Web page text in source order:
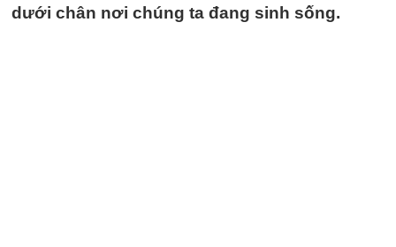
dưới chân nơi chúng ta đang sinh sống.